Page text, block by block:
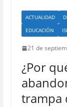
ACTUALIDAD
EDUCACIÓN
21 de
¿Por
trampa